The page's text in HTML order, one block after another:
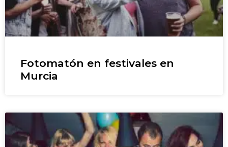
Fotomatón en festivales en
Murcia